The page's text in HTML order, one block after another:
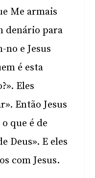
Me armais
denário para
no e Jesus
é esta
Eles
Então Jesus
que é de
Deus». E eles
com Jesus.